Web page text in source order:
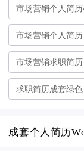
市场营销个人简历
市场营销个人简历
市场营销求职简历
求职简历成套绿色
成套个人简历